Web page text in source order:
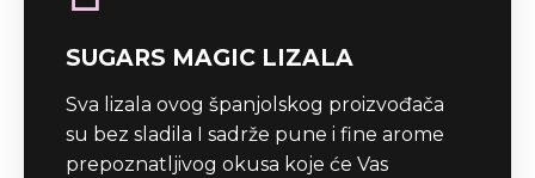
SUGARS MAGIC LIZALA
Sva lizala ovog španjolskog proizvođača
su bez sladila I sadrže pune i fine arome
prepoznatljivog okusa koje će Vas